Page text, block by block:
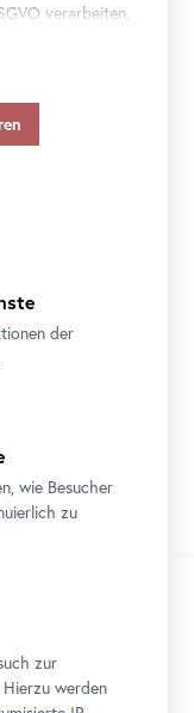
verarbeiten,
an den
hierfür.
Weitere
und
der
der
wie Besucher
zu
zur
werden